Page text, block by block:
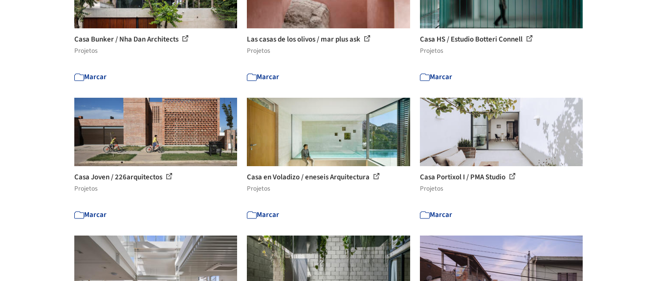
Casa Bunker / Nha Dan Architects
Projetos
Marcar
Las casas de los olivos / mar plus ask
Projetos
Marcar
Casa HS / Estudio Botteri Connell
Projetos
Marcar
Casa Joven / 226arquitectos
Projetos
Marcar
Casa en Voladizo / eneseis Arquitectura
Projetos
Marcar
Casa Portixol I / PMA Studio
Projetos
Marcar